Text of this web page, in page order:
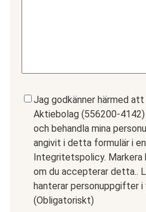
Samtycke(Obligatoriskt)
Jag godkänner härmed
Aktiebolag (556200-4142)
och behandla mina
angivit i detta formulär i
Integritetspolicy.
om du accepterar detta..
hanterar personuppgifter
(Obligatoriskt)